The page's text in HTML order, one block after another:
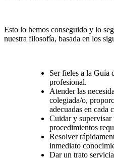
Esto lo hemos conseguido y lo
nuestra filosofía, basada en los
Ser fieles a la Guía
profesional.
Atender las
colegiada/o,
adecuadas en cada
Cuidar y supervisar
procedimientos
Resolver
inmediato
Dar un trato